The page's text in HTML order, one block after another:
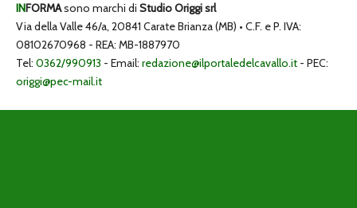
INFORMAsono marchi di Studio Origgi srl
Via della Valle 46/a, 20841 Carate Brianza (MB) • C.F. e P. IVA:
08102670968 - REA: MB-1887970
Tel: 0362/990913 - Email: redazione@ilportaledelcavallo.it - PEC:
origgi@pec-mail.it